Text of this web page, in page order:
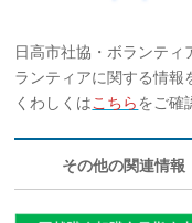
日高市社協・ボランティ
ランティアに関する情報
くわしくはこちらをご確
その他の関連情報